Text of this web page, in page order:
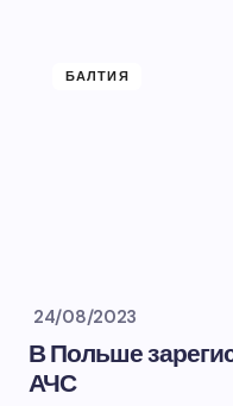
БАЛТИЯ
24/08/2023
В Польше
АЧС